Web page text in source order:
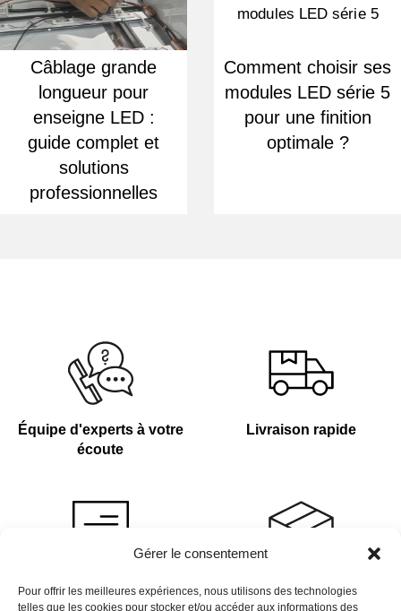
Gérer le consentement
Pour offrir les meilleures expériences, nous utilisons des technologies
telles que les cookies pour stocker et/ou accéder aux informations des
Câblage grande
longueur pour
enseigne LED :
guide complet et
solutions
professionnelles
Comment choisir ses
modules LED série 5
pour une finition
optimale ?
Équipe d'experts à votre
écoute
Livraison rapide
Devis sur demande
Plus de 4 000 références